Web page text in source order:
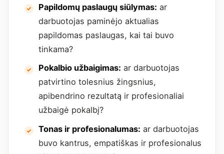
Papildomų paslaugų siūlymas: ar
darbuotojas paminėjo aktualias
papildomas paslaugas, kai tai buvo
tinkama?
Pokalbio užbaigimas: ar darbuotojas
patvirtino tolesnius žingsnius,
apibendrino rezultatą ir profesionaliai
užbaigė pokalbį?
Tonas ir profesionalumas: ar darbuotojas
buvo kantrus, empatiškas ir profesionalus